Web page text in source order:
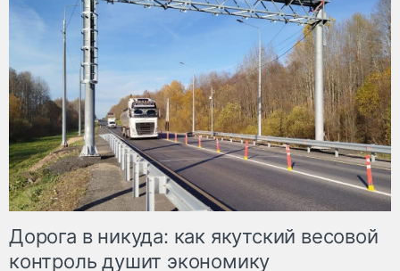
Дорога в никуда: как якутский весовой
контроль душит экономику